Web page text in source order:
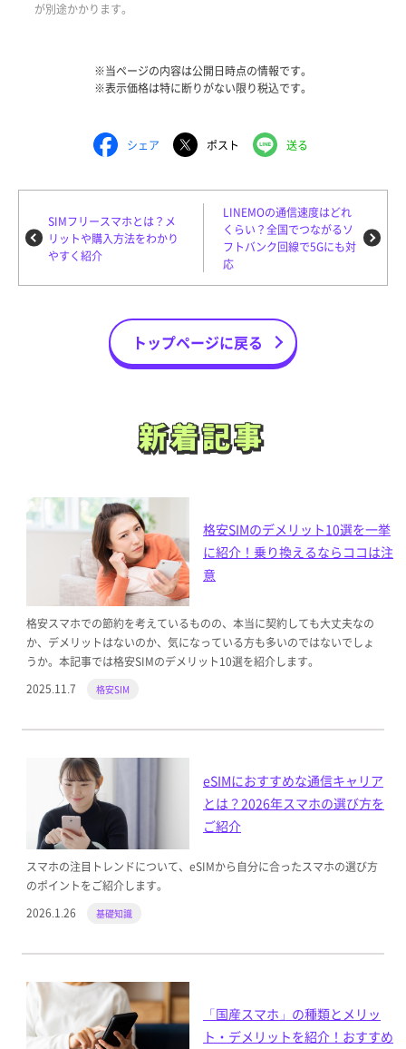
が別途かかります。
※当ページの内容は公開日時点の情報です。
※表示価格は特に断りがない限り税込です。
シェア ポスト 送る
SIMフリースマホとは？メ
リットや購入方法をわかり
やすく紹介
LINEMOの通信速度はどれ
くらい？全国でつながるソ
フトバンク回線で5Gにも対
応
トップページに戻る
新着記事
新着記事
格安SIMのデメリット10選を一挙
に紹介！乗り換えるならココは注
意
格安スマホでの節約を考えているものの、本当に契約しても大丈夫なの
か、デメリットはないのか、気になっている方も多いのではないでしょ
うか。本記事では格安SIMのデメリット10選を紹介します。
2025.11.7
格安SIM
eSIMにおすすめな通信キャリア
とは？2026年スマホの選び方を
ご紹介
スマホの注目トレンドについて、eSIMから自分に合ったスマホの選び方
のポイントをご紹介します。
2026.1.26
基礎知識
「国産スマホ」の種類とメリッ
ト・デメリットを紹介！おすすめ